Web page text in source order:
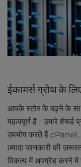
ईकामर्स ग्रोथ के
आपके स्टोर के बढ़ने के
महत्वपूर्ण है। हमारे
उपयोग करते हैं cPanel
ज़्यादा जानकारी की
विकल्प में अपग्रेड करने